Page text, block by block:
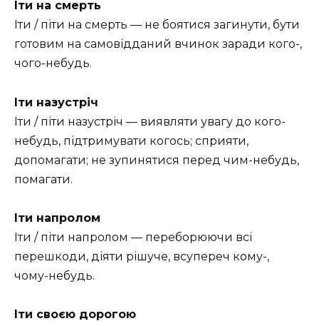
Іти на смерть
Іти / піти на смерть — не боятися загинути, бути
готовим на самовідданий вчинок заради кого-,
чого-небудь.
Іти назустріч
Іти / піти назустріч — виявляти увагу до кого-
небудь, підтримувати когось; сприяти,
допомагати; не зупинятися перед чим-небудь,
помагати.
Іти напролом
Іти / піти напролом — переборюючи всі
перешкоди, діяти рішуче, всупереч кому-,
чому-небудь.
Іти своєю дорогою